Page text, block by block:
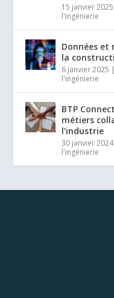
15 janvier 2025
l'ingénierie
Données et
la
6 janvier 2025 |
l'ingénierie
BTP
métiers
l’industrie
30 janvier 2024
l'ingénierie